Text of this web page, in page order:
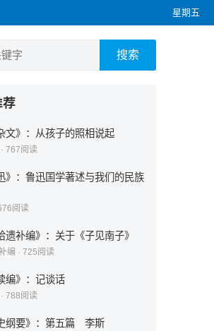
星期五
搜索
荐
文》：从孩子的照相说起
· 767阅读
》：鲁迅国学著述与我们的民族
阅读
遗补编》：关于《子见南子》
编 · 725阅读
编》：记谈话
· 788阅读
纲要》：第五篇 李斯